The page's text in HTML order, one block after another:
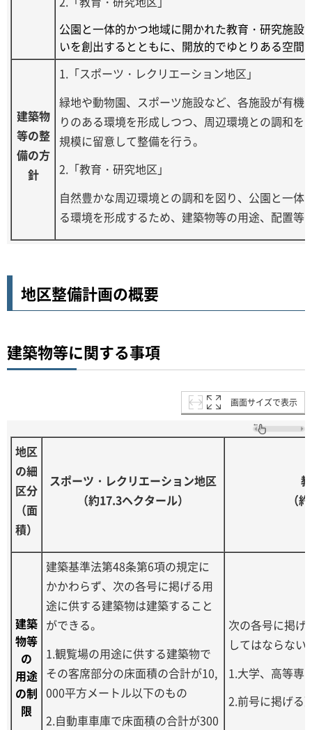
公園と一体的かつ地域に開かれた教育・研究施設
いを創出するとともに、開放的でゆとりある空間
建築物
等の整
備の方
針
1.「スポーツ・レクリエーション地区」
緑地や動物園、スポーツ施設など、各施設が有機
りのある環境を形成しつつ、周辺環境との調和を
規模に留意して整備を行う。
2.「教育・研究地区」
自然豊かな周辺環境との調和を図り、公園と一体
る環境を形成するため、建築物等の用途、配置等
地区整備計画の概要
建築物等に関する事項
画面サイズで表示
地区
の細
区分
（面
積）
スポーツ・レクリエーション地区
（約17.3ヘクタール）
（
建築
物等
の
用途
の制
限
建築基準法第48条第6項の規定に
かかわらず、次の各号に掲げる用
途に供する建築物は建築すること
ができる。
1.観覧場の用途に供する建築物で
その客席部分の床面積の合計が10,
000平方メートル以下のもの
2.自動車車庫で床面積の合計が300
次の各号に掲げ
してはならない
1.大学、高等専
2.前号に掲げる